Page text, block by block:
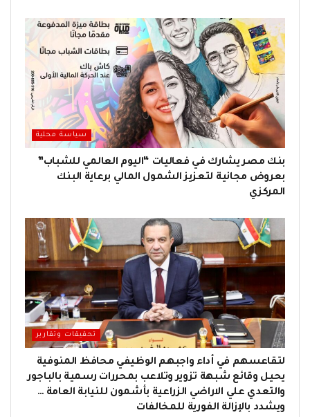
سياسة محلية
بنك مصر يشارك في فعاليات “اليوم العالمي للشباب”
بعروض مجانية لتعزيز الشمول المالي برعاية البنك
المركزي
تحقيقات وتقارير
لتقاعسهم في أداء واجبهم الوظيفي محافظ المنوفية
يحيل وقائع شبهة تزوير وتلاعب بمحررات رسمية بالباجور
والتعدي علي الاراضي الزراعية بأشمون للنيابة العامة …
ويشدد بالإزالة الفورية للمخالفات